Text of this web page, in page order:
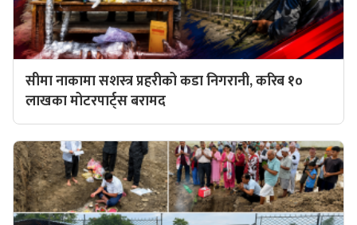
सीमा नाकामा सशस्त्र प्रहरीको कडा निगरानी, करिब १०
लाखका मोटरपार्ट्स बरामद